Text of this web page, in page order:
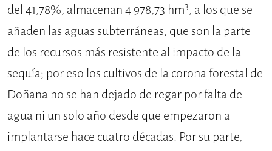
del 41,78%, almacenan 4 978,73 hm3, a los que se
añaden las aguas subterráneas, que son la parte
de los recursos más resistente al impacto de la
sequía; por eso los cultivos de la corona forestal de
Doñana no se han dejado de regar por falta de
agua ni un solo año desde que empezaron a
implantarse hace cuatro décadas. Por su parte,